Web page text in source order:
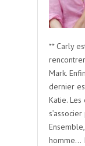
** Carly
Mark.
dernier
Katie.
homme…